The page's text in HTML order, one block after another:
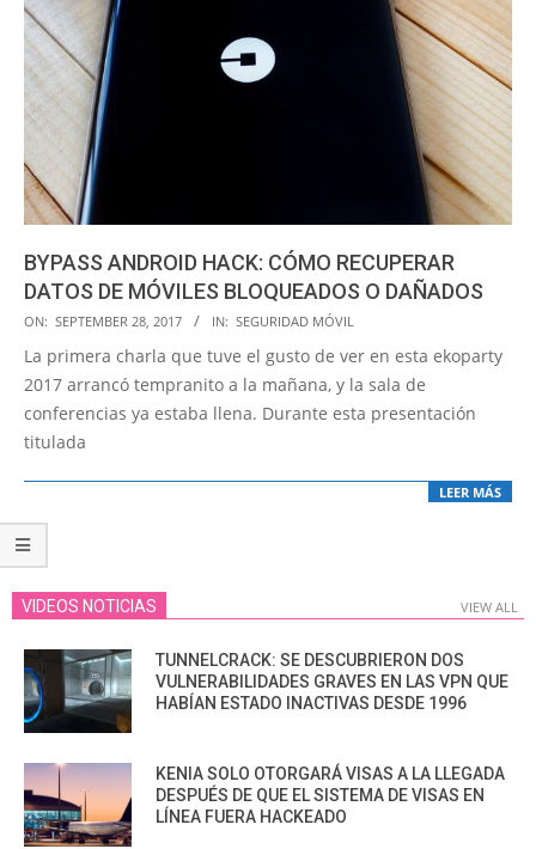
BYPASS ANDROID HACK: CÓMO RECUPERAR
DATOS DE MÓVILES BLOQUEADOS O DAÑADOS
2017-
09-
28
ON: SEPTEMBER 28, 2017 IN: SEGURIDAD MÓVIL
La primera charla que tuve el gusto de ver en esta ekoparty
2017 arrancó tempranito a la mañana, y la sala de
conferencias ya estaba llena. Durante esta presentación
titulada
LEER MÁS
VIDEOS NOTICIAS VIEW ALL
TUNNELCRACK: SE DESCUBRIERON DOS
VULNERABILIDADES GRAVES EN LAS VPN QUE
HABÍAN ESTADO INACTIVAS DESDE 1996
KENIA SOLO OTORGARÁ VISAS A LA LLEGADA
DESPUÉS DE QUE EL SISTEMA DE VISAS EN
LÍNEA FUERA HACKEADO